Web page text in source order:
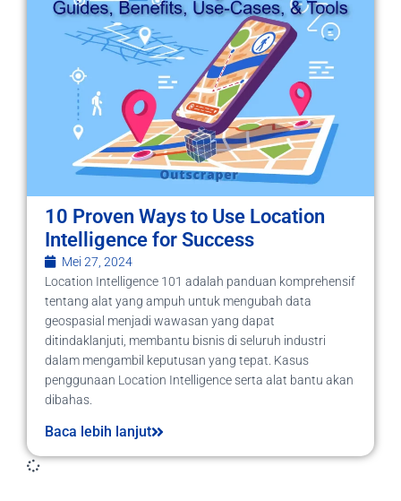
10 Proven Ways to Use Location
Intelligence for Success
Mei 27, 2024
Location Intelligence 101 adalah panduan komprehensif
tentang alat yang ampuh untuk mengubah data
geospasial menjadi wawasan yang dapat
ditindaklanjuti, membantu bisnis di seluruh industri
dalam mengambil keputusan yang tepat. Kasus
penggunaan Location Intelligence serta alat bantu akan
dibahas.
Baca lebih lanjut